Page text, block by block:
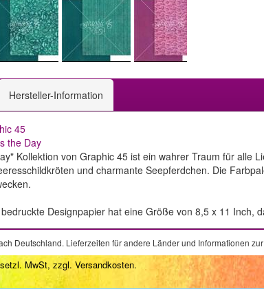
Hersteller-Information
45
the Day
Kollektion von Graphic 45 ist ein wahrer Traum für alle
und charmante Seepferdchen. Die
Designpapier hat eine Größe von 8,5 x 11 Inch,
Deutschland. Lieferzeiten für andere Länder und Informationen
MwSt, zzgl. Versandkosten.